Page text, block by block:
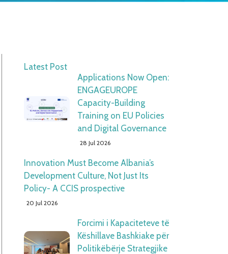
Latest Post
Applications Now Open:
ENGAGEUROPE
Capacity-Building
Training on EU Policies
and Digital Governance
28 Jul 2026
Innovation Must Become Albania’s
Development Culture, Not Just Its
Policy- A CCIS prospective
20 Jul 2026
Forcimi i Kapaciteteve të
Këshillave Bashkiake për
Politikëbërje Strategjike